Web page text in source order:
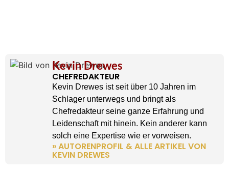
Kevin Drewes
CHEFREDAKTEUR
Kevin Drewes ist seit über 10 Jahren im
Schlager unterwegs und bringt als
Chefredakteur seine ganze Erfahrung und
Leidenschaft mit hinein. Kein anderer kann
solch eine Expertise wie er vorweisen.
» AUTORENPROFIL & ALLE ARTIKEL VON
KEVIN DREWES